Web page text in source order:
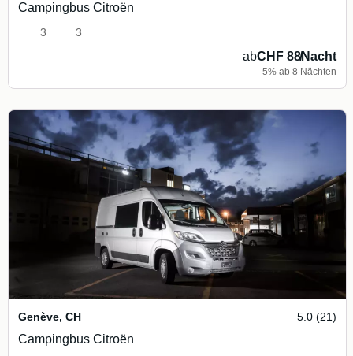
Campingbus Citroën
3 3
abCHF 88/Nacht
-5% ab 8 Nächten
Genève, CH 5.0 (21)
Campingbus Citroën